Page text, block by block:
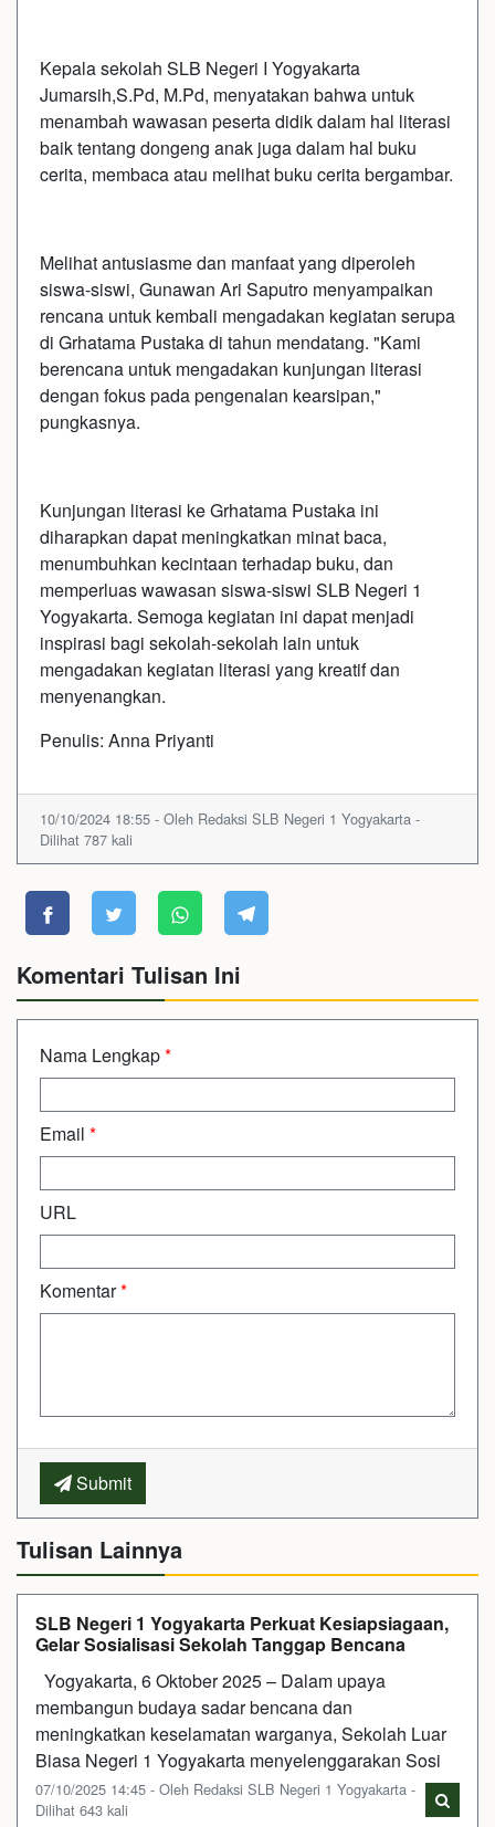
Kepala sekolah SLB Negeri I Yogyakarta
Jumarsih,S.Pd, M.Pd, menyatakan bahwa untuk
menambah wawasan peserta didik dalam hal literasi
baik tentang dongeng anak juga dalam hal buku
cerita, membaca atau melihat buku cerita bergambar.
Melihat antusiasme dan manfaat yang diperoleh
siswa-siswi, Gunawan Ari Saputro menyampaikan
rencana untuk kembali mengadakan kegiatan serupa
di Grhatama Pustaka di tahun mendatang. "Kami
berencana untuk mengadakan kunjungan literasi
dengan fokus pada pengenalan kearsipan,"
pungkasnya.
Kunjungan literasi ke Grhatama Pustaka ini
diharapkan dapat meningkatkan minat baca,
menumbuhkan kecintaan terhadap buku, dan
memperluas wawasan siswa-siswi SLB Negeri 1
Yogyakarta. Semoga kegiatan ini dapat menjadi
inspirasi bagi sekolah-sekolah lain untuk
mengadakan kegiatan literasi yang kreatif dan
menyenangkan.
Penulis: Anna Priyanti
10/10/2024 18:55 - Oleh Redaksi SLB Negeri 1 Yogyakarta -
Dilihat 787 kali
Komentari Tulisan Ini
Nama Lengkap*
Email *
URL
Komentar*
Submit
Tulisan Lainnya
SLB Negeri 1 Yogyakarta Perkuat Kesiapsiagaan,
Gelar Sosialisasi Sekolah Tanggap Bencana
Yogyakarta, 6 Oktober 2025 – Dalam upaya
membangun budaya sadar bencana dan
meningkatkan keselamatan warganya, Sekolah Luar
Biasa Negeri 1 Yogyakarta menyelenggarakan Sosi
07/10/2025 14:45 - Oleh Redaksi SLB Negeri 1 Yogyakarta -
Dilihat 643 kali